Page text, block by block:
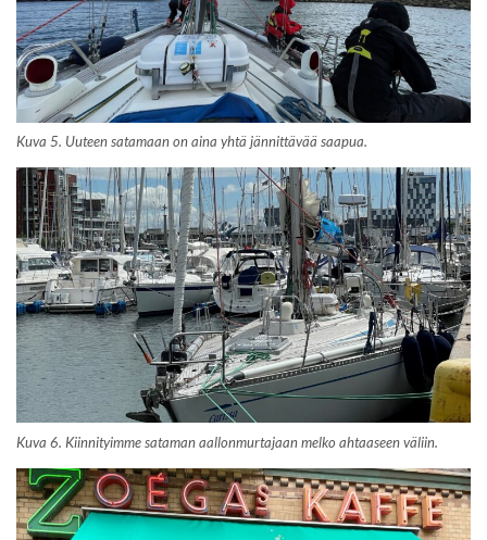
Kuva 5. Uuteen satamaan on aina yhtä jännittävää saapua.
Kuva 6. Kiinnityimme sataman aallonmurtajaan melko ahtaaseen väliin.